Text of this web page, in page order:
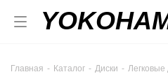
Главная - Каталог - Диски - Легковые